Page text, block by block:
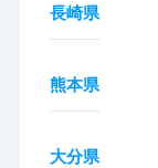
長崎県
熊本県
大分県